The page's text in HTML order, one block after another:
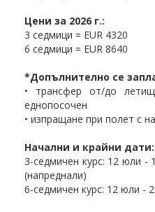
Цени за 2026 г.:
3 седмици = EUR 4320
6 седмици = EUR 8640
*Допълнително се
• трансфер от/до
еднопосочен
• изпращане при полет с
Начални и крайни дати:
3-седмичен курс: 12 юли -
(напреднали)
6-седмичен курс: 12 юли -